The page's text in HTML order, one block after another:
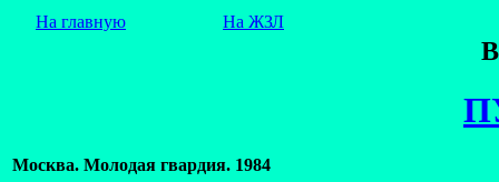
На главную На ЖЗЛ
Москва. Молодая гвардия. 1984